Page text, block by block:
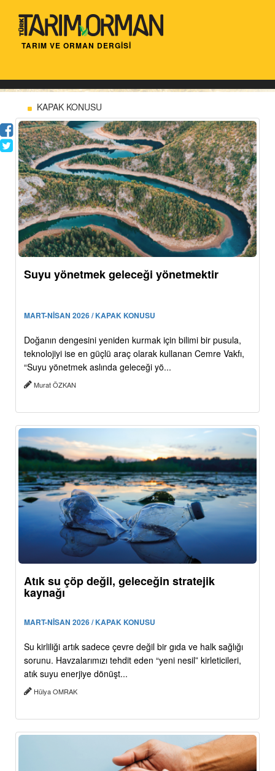
TARIM VE ORMAN DERGİSİ
KAPAK KONUSU
Suyu yönetmek geleceği yönetmektir
MART-NİSAN 2026 / KAPAK KONUSU
Doğanın dengesini yeniden kurmak için bilimi bir pusula,
teknolojiyi ise en güçlü araç olarak kullanan Cemre Vakfı,
“Suyu yönetmek aslında geleceği yö...
Murat ÖZKAN
Atık su çöp değil, geleceğin stratejik
kaynağı
MART-NİSAN 2026 / KAPAK KONUSU
Su kirliliği artık sadece çevre değil bir gıda ve halk sağlığı
sorunu. Havzalarımızı tehdit eden “yeni nesil” kirleticileri,
atık suyu enerjiye dönüşt...
Hülya OMRAK